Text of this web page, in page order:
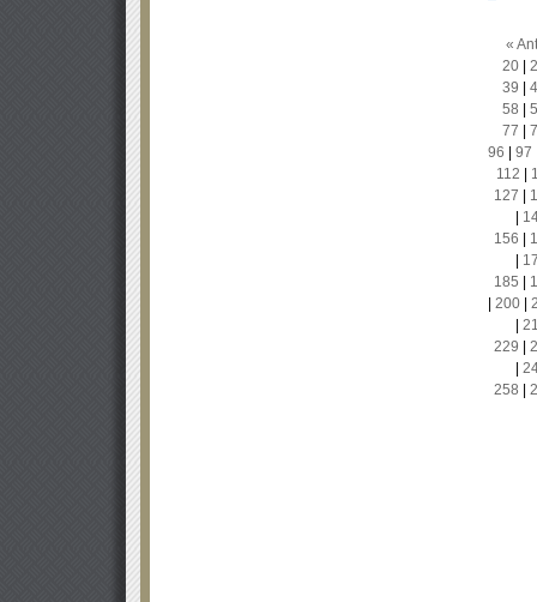
«
20|
39
58
77
96
97
112
127
156
185
200|
229
258